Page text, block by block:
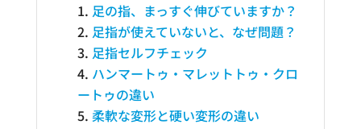
足の指、まっすぐ伸びていますか？
足指が使えていないと、なぜ問題？
足指セルフチェック
ハンマートゥ・マレットトゥ・クロ
ートゥの違い
柔軟な変形と硬い変形の違い